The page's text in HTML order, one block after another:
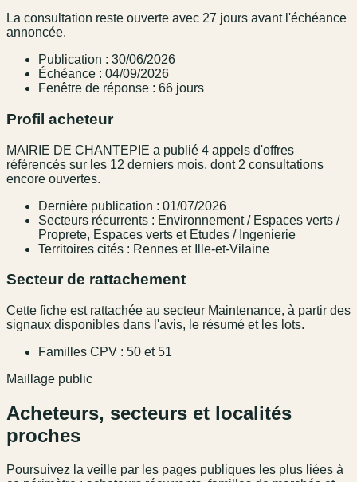
La consultation reste ouverte avec 27 jours avant l'échéance
annoncée.
Publication : 30/06/2026
Échéance : 04/09/2026
Fenêtre de réponse : 66 jours
Profil acheteur
MAIRIE DE CHANTEPIE a publié 4 appels d'offres
référencés sur les 12 derniers mois, dont 2 consultations
encore ouvertes.
Dernière publication : 01/07/2026
Secteurs récurrents : Environnement / Espaces verts /
Proprete, Espaces verts et Etudes / Ingenierie
Territoires cités : Rennes et Ille-et-Vilaine
Secteur de rattachement
Cette fiche est rattachée au secteur Maintenance, à partir des
signaux disponibles dans l'avis, le résumé et les lots.
Familles CPV : 50 et 51
Maillage public
Acheteurs, secteurs et localités
proches
Poursuivez la veille par les pages publiques les plus liées à